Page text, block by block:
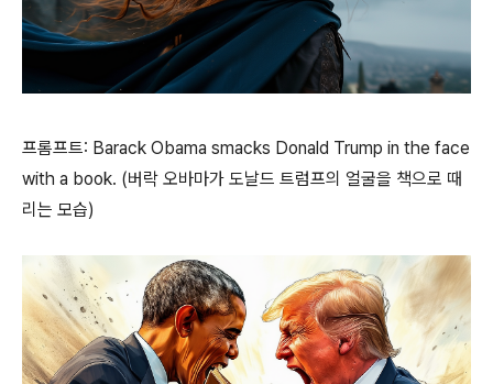
프롬프트: Barack Obama smacks Donald Trump in the face
with a book. (버락 오바마가 도날드 트럼프의 얼굴을 책으로 때
리는 모습)